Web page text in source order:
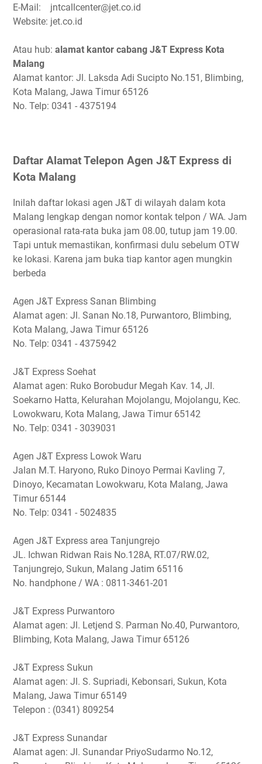
E-Mail: jntcallcenter@jet.co.id
Website: jet.co.id
Atau hub: alamat kantor cabang J&T Express Kota
Malang
Alamat kantor: Jl. Laksda Adi Sucipto No.151, Blimbing,
Kota Malang, Jawa Timur 65126
No. Telp: 0341 - 4375194
Daftar Alamat Telepon Agen J&T Express di
Kota Malang
Inilah daftar lokasi agen J&T di wilayah dalam kota
Malang lengkap dengan nomor kontak telpon / WA. Jam
operasional rata-rata buka jam 08.00, tutup jam 19.00.
Tapi untuk memastikan, konfirmasi dulu sebelum OTW
ke lokasi. Karena jam buka tiap kantor agen mungkin
berbeda
Agen J&T Express Sanan Blimbing
Alamat agen: Jl. Sanan No.18, Purwantoro, Blimbing,
Kota Malang, Jawa Timur 65126
No. Telp: 0341 - 4375942
J&T Express Soehat
Alamat agen: Ruko Borobudur Megah Kav. 14, Jl.
Soekarno Hatta, Kelurahan Mojolangu, Mojolangu, Kec.
Lowokwaru, Kota Malang, Jawa Timur 65142
No. Telp: 0341 - 3039031
Agen J&T Express Lowok Waru
Jalan M.T. Haryono, Ruko Dinoyo Permai Kavling 7,
Dinoyo, Kecamatan Lowokwaru, Kota Malang, Jawa
Timur 65144
No. Telp: 0341 - 5024835
Agen J&T Express area Tanjungrejo
JL. Ichwan Ridwan Rais No.128A, RT.07/RW.02,
Tanjungrejo, Sukun, Malang Jatim 65116
No. handphone / WA : 0811-3461-201
J&T Express Purwantoro
Alamat agen: Jl. Letjend S. Parman No.40, Purwantoro,
Blimbing, Kota Malang, Jawa Timur 65126
J&T Express Sukun
Alamat agen: Jl. S. Supriadi, Kebonsari, Sukun, Kota
Malang, Jawa Timur 65149
Telepon : (0341) 809254
J&T Express Sunandar
Alamat agen: Jl. Sunandar PriyoSudarmo No.12,